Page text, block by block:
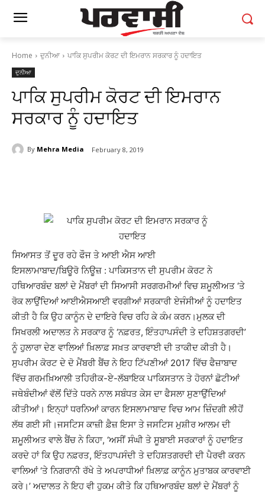
Home ਦੁਨੀਆ ਪਾਕਿ ਸੁਪਰੀਮ ਕੋਰਟ ਦੀ ਇਮਰਾਨ ਸਰਕਾਰ ਨੂੰ ਹਦਾਇਤ
ਦੁਨੀਆ
ਪਾਕਿ ਸੁਪਰੀਮ ਕੋਰਟ ਦੀ ਇਮਰਾਨ
ਸਰਕਾਰ ਨੂੰ ਹਦਾਇਤ
By Mehra Media February 8, 2019
ਸਿਆਸਤ ਤੋਂ ਦੂਰ ਰਹੇ ਫੌਜ ਤੇ ਆਈ ਐਸ ਆਈ
ਇਸਲਾਮਾਬਾਦ/ਬਿਊਰੋ ਨਿਊਜ਼ : ਪਾਕਿਸਤਾਨ ਦੀ ਸੁਪਰੀਮ ਕੋਰਟ ਨੇ
ਹਥਿਆਰਬੰਦ ਬਲਾਂ ਦੇ ਮੈਂਬਰਾਂ ਦੀ ਸਿਆਸੀ ਸਰਗਰਮੀਆਂ ਵਿਚ ਸ਼ਮੂਲੀਅਤ ‘ਤੇ
ਰੋਕ ਲਾਉਂਦਿਆਂ ਆਈਐਸਆਈ ਵਰਗੀਆਂ ਸਰਕਾਰੀ ਏਜੰਸੀਆਂ ਨੂੰ ਹਦਾਇਤ
ਕੀਤੀ ਹੈ ਕਿ ਉਹ ਕਾਨੂੰਨ ਦੇ ਦਾਇਰੇ ਵਿਚ ਰਹਿ ਕੇ ਕੰਮ ਕਰਨ।ਮੁਲਕ ਦੀ
ਸਿਖਰਲੀ ਅਦਾਲਤ ਨੇ ਸਰਕਾਰ ਨੂੰ ‘ਨਫ਼ਰਤ, ਇੰਤਹਾਪਸੰਦੀ ਤੇ ਦਹਿਸ਼ਤਗਰਦੀ’
ਨੂੰ ਹੁਲਾਰਾ ਦੇਣ ਵਾਲਿਆਂ ਖ਼ਿਲਾਫ਼ ਸਖ਼ਤ ਕਾਰਵਾਈ ਦੀ ਤਾਕੀਦ ਕੀਤੀ ਹੈ।
ਸੁਪਰੀਮ ਕੋਰਟ ਦੇ ਦੋ ਮੈਂਬਰੀ ਬੈਂਚ ਨੇ ਇਹ ਟਿੱਪਣੀਆਂ 2017 ਵਿੱਚ ਫੈਜ਼ਾਬਾਦ
ਵਿੱਚ ਗਰਮਖ਼ਿਆਲੀ ਤਹਿਰੀਕ-ਏ-ਲੱਬਾਇਕ ਪਾਕਿਸਤਾਨ ਤੇ ਹੋਰਨਾਂ ਛੋਟੀਆਂ
ਜਥੇਬੰਦੀਆਂ ਵੱਲੋਂ ਦਿੱਤੇ ਧਰਨੇ ਨਾਲ ਸਬੰਧਤ ਕੇਸ ਦਾ ਫੈਸਲਾ ਸੁਣਾਉਂਦਿਆਂ
ਕੀਤੀਆਂ। ਇਨ੍ਹਾਂ ਧਰਨਿਆਂ ਕਾਰਨ ਇਸਲਾਮਾਬਾਦ ਵਿਚ ਆਮ ਜ਼ਿੰਦਗੀ ਲੀਹੋਂ
ਲੱਥ ਗਈ ਸੀ।ਜਸਟਿਸ ਕਾਜ਼ੀ ਫ਼ੈਜ਼ ਇਸਾ ਤੇ ਜਸਟਿਸ ਮੁਸ਼ੀਰ ਆਲਮ ਦੀ
ਸ਼ਮੂਲੀਅਤ ਵਾਲੇ ਬੈਂਚ ਨੇ ਕਿਹਾ, ‘ਅਸੀਂ ਸੰਘੀ ਤੇ ਸੂਬਾਈ ਸਰਕਾਰਾਂ ਨੂੰ ਹਦਾਇਤ
ਕਰਦੇ ਹਾਂ ਕਿ ਉਹ ਨਫ਼ਰਤ, ਇੰਤਹਾਪਸੰਦੀ ਤੇ ਦਹਿਸ਼ਤਗਰਦੀ ਦੀ ਪੈਰਵੀ ਕਰਨ
ਵਾਲਿਆਂ ‘ਤੇ ਨਿਗਰਾਨੀ ਰੱਖੇ ਤੇ ਅਪਰਾਧੀਆਂ ਖ਼ਿਲਾਫ਼ ਕਾਨੂੰਨ ਮੁਤਾਬਕ ਕਾਰਵਾਈ
ਕਰੇ।’ ਅਦਾਲਤ ਨੇ ਇਹ ਵੀ ਹੁਕਮ ਕੀਤੇ ਕਿ ਹਥਿਆਰਬੰਦ ਬਲਾਂ ਦੇ ਮੈਂਬਰਾਂ ਨੂੰ